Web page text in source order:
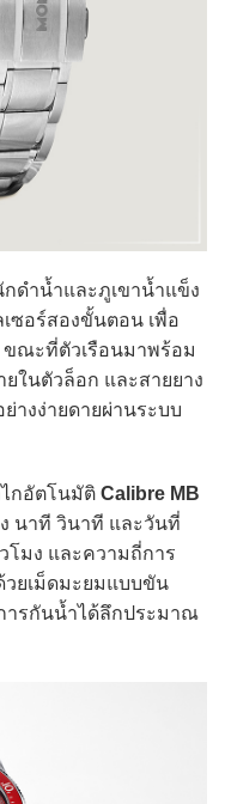
ำน้ำและภูเขาน้ำแข็ง
ซอร์สองขั้นตอน เพื่อ
ณะที่ตัวเรือนมาพร้อม
ยในตัวล็อก และสายยาง
างง่ายดายผ่านระบบ
กอัตโนมัติ Calibre MB
นาที วินาที และวันที่
โมง และความถี่การ
วยเม็ดมะยมแบบขัน
ารกันน้ำได้ลึกประมาณ